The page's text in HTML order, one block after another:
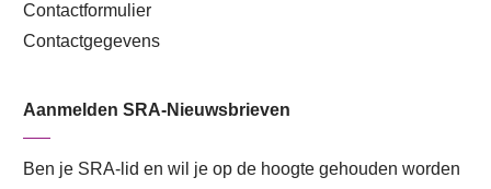
Contactformulier
Contactgegevens
Aanmelden SRA-Nieuwsbrieven
Ben je SRA-lid en wil je op de hoogte gehouden worden